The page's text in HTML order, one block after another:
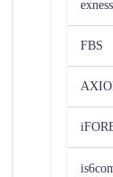
exness
FBS